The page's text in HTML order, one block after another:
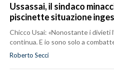
Ussassai, il sindaco
piscinette situazione
Chicco Usai: «Nonostante i divieti
continua. E io sono solo a
Roberto Secci